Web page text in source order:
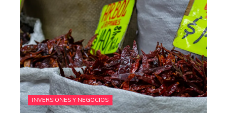
INVERSIONES Y NEGOCIOS